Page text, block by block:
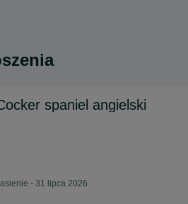
spaniel angielski
- 31 lipca 2026